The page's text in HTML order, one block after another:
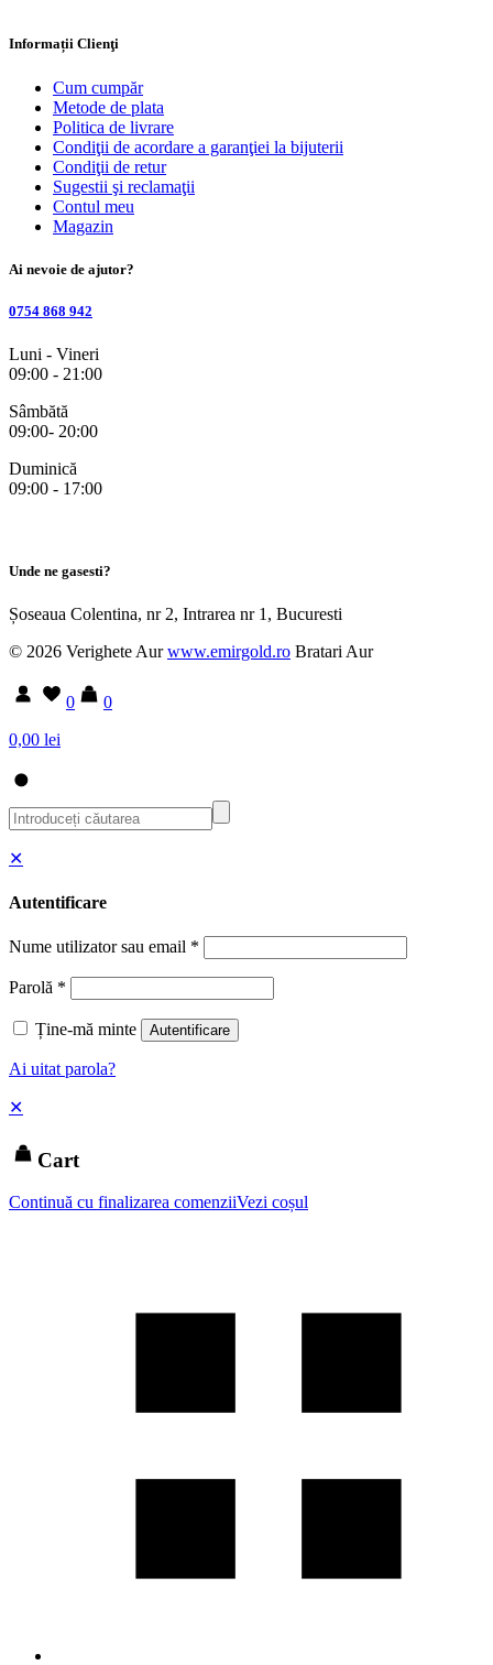
Informații Clienţi
Cum cumpăr
Metode de plata
Politica de livrare
Condiţii de acordare a garanţiei la bijuterii
Condiţii de retur
Sugestii şi reclamaţii
Contul meu
Magazin
Ai nevoie de ajutor?
0754 868 942
Luni - Vineri
09:00 - 21:00
Sâmbătă
09:00- 20:00
Duminică
09:00 - 17:00
Unde ne gasesti?
Șoseaua Colentina, nr 2, Intrarea nr 1, Bucuresti
© 2026 Verighete Aurwww.emirgold.ro Bratari Aur
0
0
0,00 lei
✕
Autentificare
Nume utilizator sau email *
Parolă *
Ține-mă minte Autentificare
Ai uitat parola?
✕
Cart
Continuă cu finalizarea comenziiVezi coșul